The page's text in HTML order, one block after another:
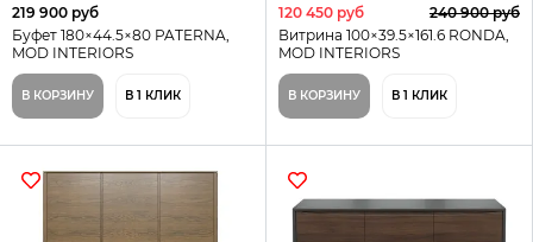
219 900 руб
Буфет 180×44.5×80 PATERNA,
MOD INTERIORS
В КОРЗИНУ В 1 КЛИК
120 450 руб
240 900 руб
Витрина 100×39.5×161.6 RONDA,
MOD INTERIORS
В КОРЗИНУ В 1 КЛИК